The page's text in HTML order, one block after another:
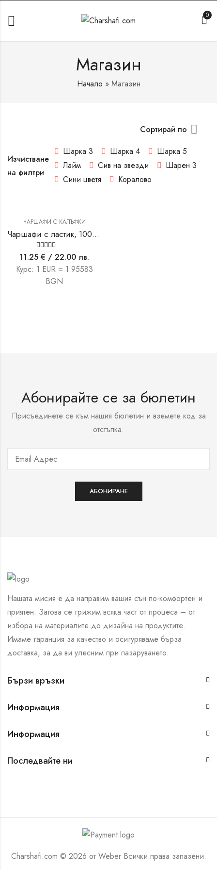
0
Магазин
Начало » Магазин
Сортирай по
Изчистване
на филтри
Шарка 3 Шарка 4
Шарка 5
Лайм
Сив на звезди
Шарен 3
Сини цветя
Коралово
ЧАРШАФИ С КАЛЪФКИ
Чаршафи с ластик, 100 % памук 140/200см с две калъфки
Оценено на
5.00от 5
11.25 € / 22.00 лв.
Курс: 1 EUR = 1.95583
BGN
Абонирайте се за бюлетин
Присъединете се към нашия бюлетин и вземете код за
отстъпка.
Нашата мисия е да направим вашия сън по-комфортен и
приятен. Затова се грижим всяка част от процеса – от
избора на материалите до дизайна на продуктите.
Имаме гаранция за качество и осигуряваме бърза
доставка, за да ви улесним при пазаруването.
Бързи връзки
Информация
Информация
Последвайте ни
Charshafi.com © 2026 от WeberВсички права запазени.